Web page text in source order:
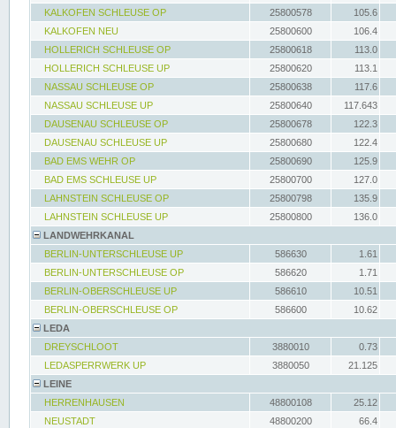
KALKOFEN SCHLEUSE OP
25800578
105.6
KALKOFEN NEU
25800600
106.4
HOLLERICH SCHLEUSE OP
25800618
113.0
HOLLERICH SCHLEUSE UP
25800620
113.1
NASSAU SCHLEUSE OP
25800638
117.6
NASSAU SCHLEUSE UP
25800640
117.643
DAUSENAU SCHLEUSE OP
25800678
122.3
DAUSENAU SCHLEUSE UP
25800680
122.4
BAD EMS WEHR OP
25800690
125.9
BAD EMS SCHLEUSE UP
25800700
127.0
LAHNSTEIN SCHLEUSE OP
25800798
135.9
LAHNSTEIN SCHLEUSE UP
25800800
136.0
LANDWEHRKANAL
BERLIN-UNTERSCHLEUSE UP
586630
1.61
BERLIN-UNTERSCHLEUSE OP
586620
1.71
BERLIN-OBERSCHLEUSE UP
586610
10.51
BERLIN-OBERSCHLEUSE OP
586600
10.62
LEDA
DREYSCHLOOT
3880010
0.73
LEDASPERRWERK UP
3880050
21.125
LEINE
HERRENHAUSEN
48800108
25.12
NEUSTADT
48800200
66.4